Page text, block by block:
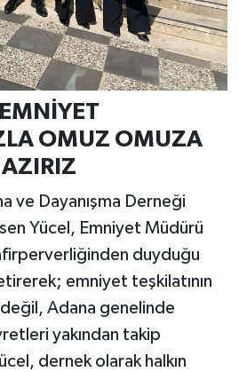
OMUZ OMUZA
ve Dayanışma Derneği
Yücel, Emniyet Müdürü
duyduğu
emniyet teşkilatının
değil, Adana genelinde
yakından takip
dernek olarak halkın